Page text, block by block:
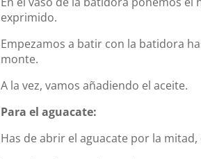
exprimido.
Empezamos a batir con la batidora
monte.
A la vez, vamos añadiendo el aceite.
Para el aguacate:
Has de abrir el aguacate por la